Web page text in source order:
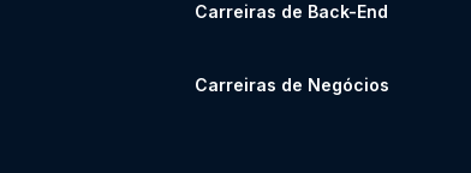
Carreiras de Back-End
Carreiras de Negócios